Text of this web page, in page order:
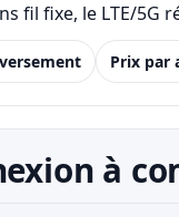
fil fixe, le LTE/
Prix par
à